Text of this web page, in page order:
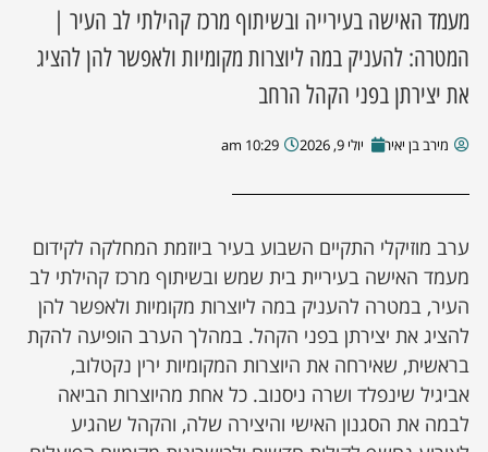
מעמד האישה בעירייה ובשיתוף מרכז קהילתי לב העיר |
המטרה: להעניק במה ליוצרות מקומיות ולאפשר להן להציג
את יצירתן בפני הקהל הרחב
מירב בן יאיר יולי 9, 2026 10:29 am
ערב מוזיקלי התקיים השבוע בעיר ביוזמת המחלקה לקידום
מעמד האישה בעיריית בית שמש ובשיתוף מרכז קהילתי לב
העיר, במטרה להעניק במה ליוצרות מקומיות ולאפשר להן
להציג את יצירתן בפני הקהל. במהלך הערב הופיעה להקת
בראשית, שאירחה את היוצרות המקומיות ירין נקטלוב,
אביגיל שינפלד ושרה ניסנוב. כל אחת מהיוצרות הביאה
לבמה את הסגנון האישי והיצירה שלה, והקהל שהגיע